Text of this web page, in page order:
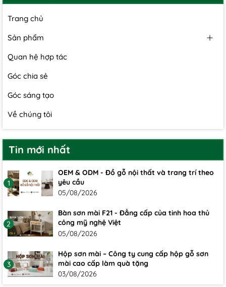
Trang chủ
Sản phẩm
Quan hệ hợp tác
Góc chia sẻ
Góc sáng tạo
Về chúng tôi
Tin mới nhất
1
OEM & ODM - Đồ gỗ nội thất và trang trí theo
yêu cầu
05/08/2026
2
Bàn sơn mài F21 - Đẳng cấp của tinh hoa thủ
công mỹ nghệ Việt
05/08/2026
3
Hộp sơn mài – Công ty cung cấp hộp gỗ sơn
mài cao cấp làm quà tặng
03/08/2026